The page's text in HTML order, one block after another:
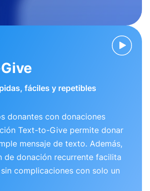
fáciles y repetibles
donantes con donaciones
Text-to-Give permite donar
mensaje de texto. Además,
de donación recurrente facilita
complicaciones con solo un